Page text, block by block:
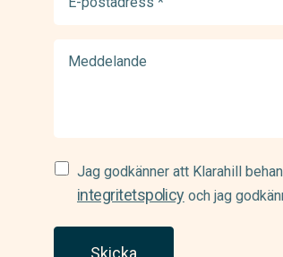
postadress
Samtycke
(Required)
Jag godkänner att Klarahill
integritetspolicyoch jag
Skicka